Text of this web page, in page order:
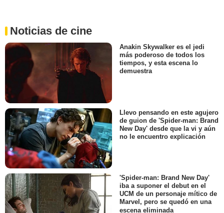
Noticias de cine
Anakin Skywalker es el jedi
más poderoso de todos los
tiempos, y esta escena lo
demuestra
Llevo pensando en este agujero
de guion de 'Spider-man: Brand
New Day' desde que la vi y aún
no le encuentro explicación
'Spider-man: Brand New Day'
iba a suponer el debut en el
UCM de un personaje mítico de
Marvel, pero se quedó en una
escena eliminada